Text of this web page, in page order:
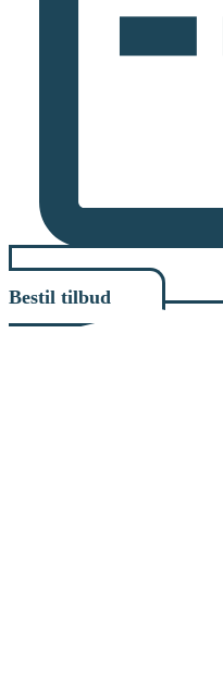
Bestil tilbud